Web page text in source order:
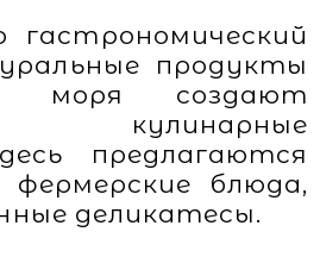
продукты
создают
кулинарные
предлагаются
блюда,
деликатесы.